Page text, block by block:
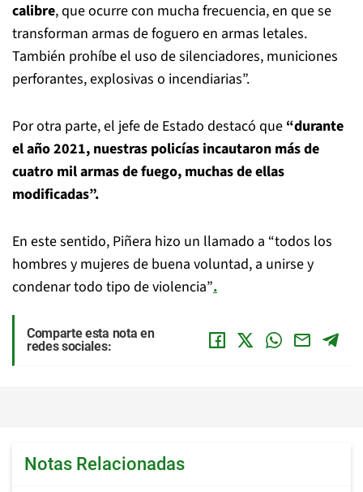
calibre, que ocurre con mucha frecuencia, en que se
transforman armas de foguero en armas letales.
También prohíbe el uso de silenciadores, municiones
perforantes, explosivas o incendiarias”.
Por otra parte, el jefe de Estado destacó que “durante
el año 2021, nuestras policías incautaron más de
cuatro mil armas de fuego, muchas de ellas
modificadas”.
En este sentido, Piñera hizo un llamado a “todos los
hombres y mujeres de buena voluntad, a unirse y
condenar todo tipo de violencia”.
Comparte esta nota en
redes sociales:
Notas Relacionadas